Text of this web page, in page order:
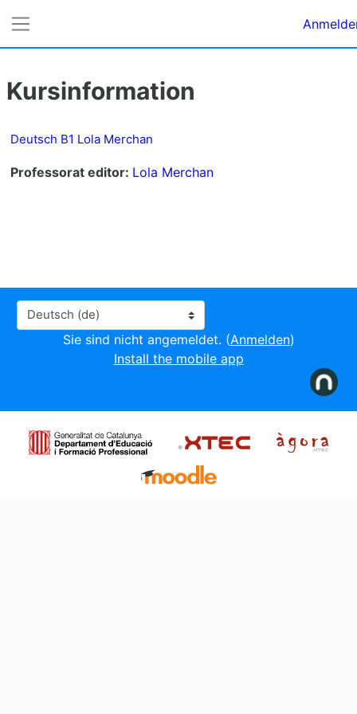
Kursinformation
Deutsch B1 Lola Merchan
Professorat editor: Lola Merchan
Sprache
Sie sind nicht angemeldet. (Anmelden)
Install the mobile app